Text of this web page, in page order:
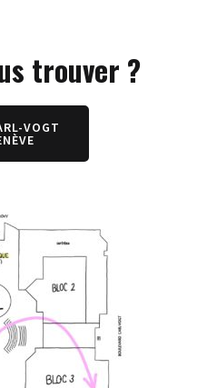
trouver ?
VOGT